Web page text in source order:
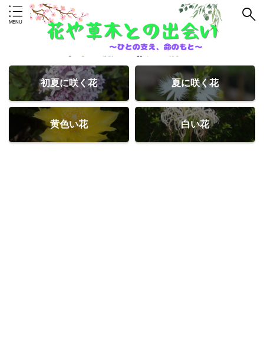
初夏に咲く花 夏に咲く花
黄色い花 白い花